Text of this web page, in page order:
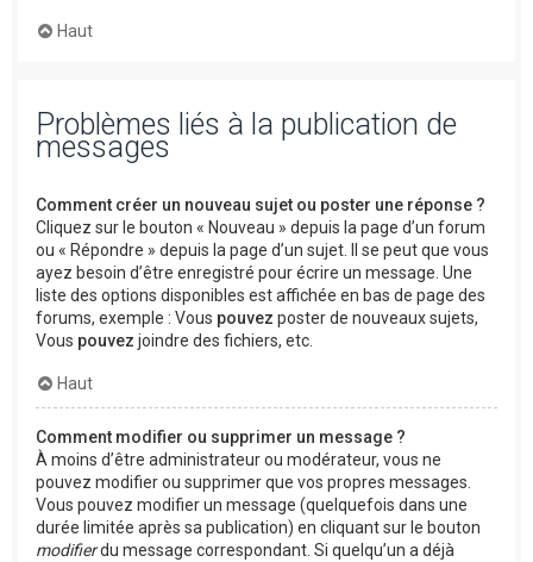
Haut
Problèmes liés à la publication de
messages
Comment créer un nouveau sujet ou poster une réponse ?
Cliquez sur le bouton « Nouveau » depuis la page d’un forum
ou « Répondre » depuis la page d’un sujet. Il se peut que vous
ayez besoin d’être enregistré pour écrire un message. Une
liste des options disponibles est affichée en bas de page des
forums, exemple : Vous pouvez poster de nouveaux sujets,
Vous pouvez joindre des fichiers, etc.
Haut
Comment modifier ou supprimer un message ?
À moins d’être administrateur ou modérateur, vous ne
pouvez modifier ou supprimer que vos propres messages.
Vous pouvez modifier un message (quelquefois dans une
durée limitée après sa publication) en cliquant sur le bouton
modifierdu message correspondant. Si quelqu’un a déjà